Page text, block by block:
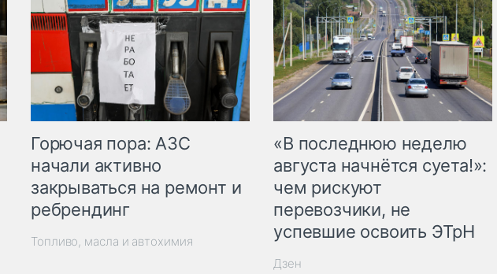
Горючая пора: АЗС
начали активно
закрываться на ремонт и
ребрендинг
Топливо, масла и автохимия
«В последнюю неделю
августа начнётся суета!»:
чем рискуют
перевозчики, не
успевшие освоить ЭТрН
Дзен